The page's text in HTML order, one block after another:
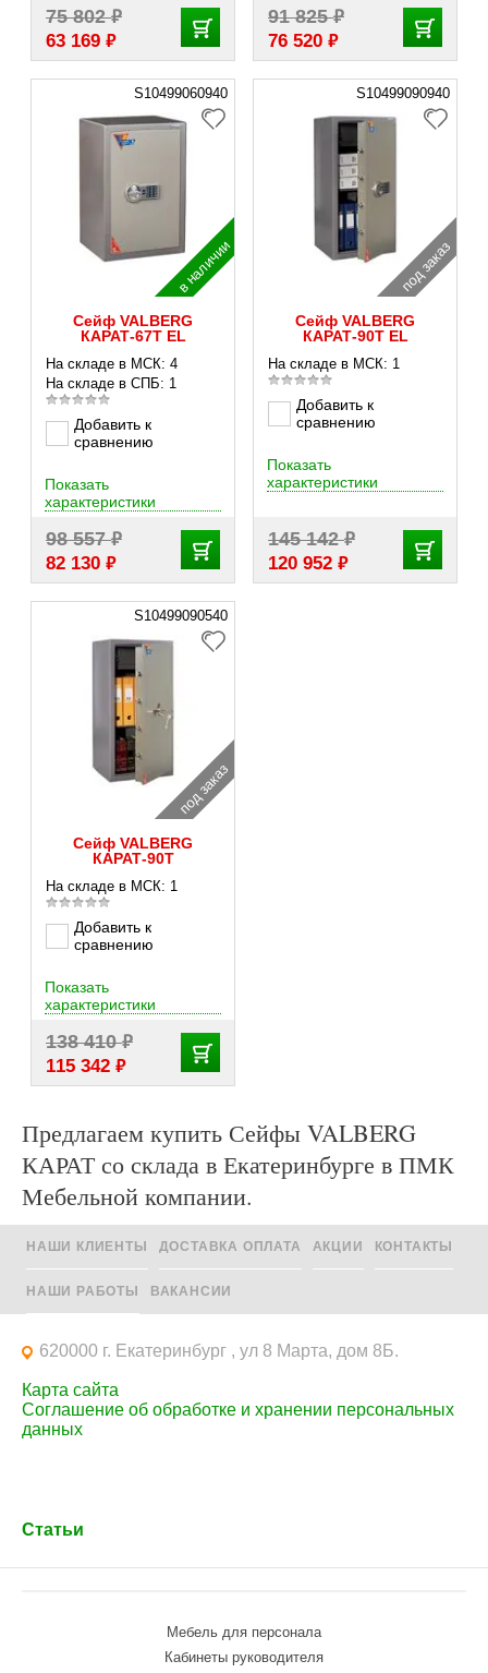
75 802₽
63 169 ₽
91 825₽
76 520 ₽
S10499060940
в наличии
Сейф VALBERG
КАРАТ-67T EL
На складе в МСК: 4
На складе в СПБ: 1
Добавить к
сравнению
98 557₽
82 130 ₽
Показать
характеристики
S10499090940
под заказ
Сейф VALBERG
КАРАТ-90T EL
На складе в МСК: 1
Добавить к
сравнению
145 142₽
120 952 ₽
Показать
характеристики
S10499090540
под заказ
Сейф VALBERG
КАРАТ-90Т
На складе в МСК: 1
Добавить к
сравнению
138 410₽
115 342 ₽
Показать
характеристики
Предлагаем купить Сейфы VALBERG
КАРАТ со склада в Екатеринбурге в ПМК
Мебельной компании.
НАШИ КЛИЕНТЫ ДОСТАВКА ОПЛАТА АКЦИИ КОНТАКТЫ
НАШИ РАБОТЫ ВАКАНСИИ
Статьи
620000 г. Екатеринбург , ул 8 Марта, дом 8Б.
Карта сайта
Соглашение об обработке и хранении персональных
данных
Мебель для персонала
Кабинеты руководителя